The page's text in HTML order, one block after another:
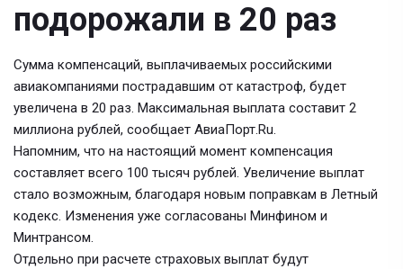
подорожали в 20 раз
Сумма компенсаций, выплачиваемых российскими
авиакомпаниями пострадавшим от катастроф, будет
увеличена в 20 раз. Максимальная выплата составит 2
миллиона рублей, сообщает АвиаПорт.Ru.
Напомним, что на настоящий момент компенсация
составляет всего 100 тысяч рублей. Увеличение выплат
стало возможным, благодаря новым поправкам в Летный
кодекс. Изменения уже согласованы Минфином и
Минтрансом.
Отдельно при расчете страховых выплат будут